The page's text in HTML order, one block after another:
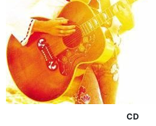
CD